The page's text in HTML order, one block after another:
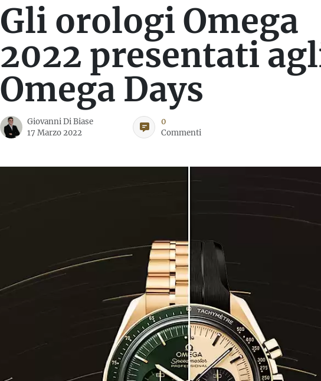
Gli orologi Omega
2022 presentati
Omega Days
Giovanni Di Biase
17 Marzo 2022
0
Commenti